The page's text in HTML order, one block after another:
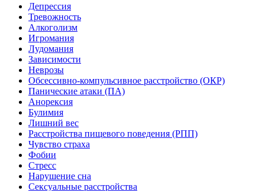
Депрессия
Тревожность
Алкоголизм
Игромания
Лудомания
Зависимости
Неврозы
Обсессивно-компульсивное расстройство (ОКР)
Панические атаки (ПА)
Анорексия
Булимия
Лишний вес
Расстройства пищевого поведения (РПП)
Чувство страха
Фобии
Стресс
Нарушение сна
Сексуальные расстройства